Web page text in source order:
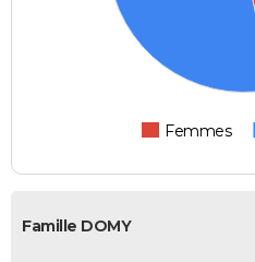
Femmes
Famille DOMY